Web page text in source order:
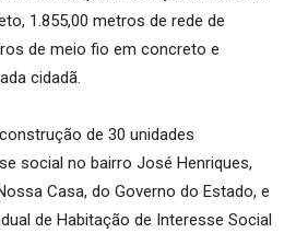
1.855,00 metros de rede de
de meio fio em concreto e
cidadã.
de 30 unidades
social no bairro José Henriques,
Casa, do Governo do Estado, e
de Habitação de Interesse Social